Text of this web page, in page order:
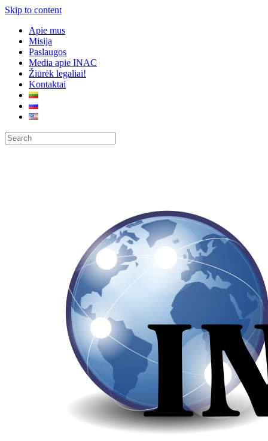
Skip to content
Apie mus
Misija
Paslaugos
Media apie INAC
Žiūrėk legaliai!
Kontaktai